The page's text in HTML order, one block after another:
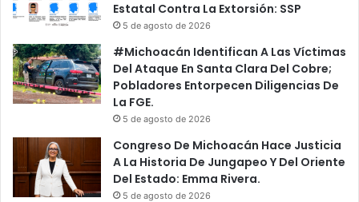
Estatal Contra La Extorsión: SSP
5 de agosto de 2026
#Michoacán Identifican A Las Víctimas
Del Ataque En Santa Clara Del Cobre;
Pobladores Entorpecen Diligencias De
La FGE.
5 de agosto de 2026
Congreso De Michoacán Hace Justicia
A La Historia De Jungapeo Y Del Oriente
Del Estado: Emma Rivera.
5 de agosto de 2026